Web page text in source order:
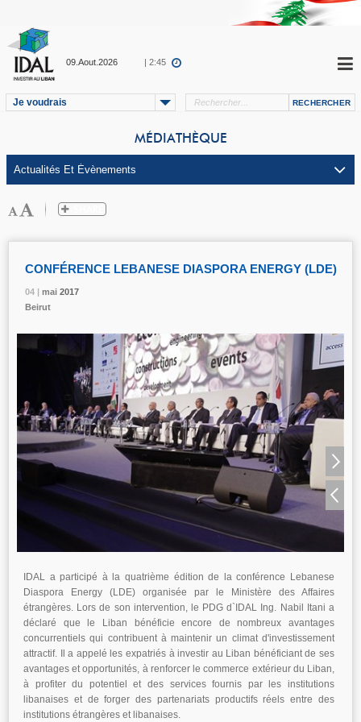
09.Aout.2026 | 2:45
Je voudrais
MÉDIATHÈQUE
04 | mai 2017
CONFÉRENCE LEBANESE DIASPORA ENERGY (LDE)
04 | mai 2017
Beirut
04 | mai 2017
04 | mai 2017
IDAL a participé à la quatrième édition de la conférence Lebanese
Diaspora Energy (LDE) organisée par le Ministère des Affaires
étrangères. Lors de son intervention, le PDG d`IDAL Ing. Nabil Itani a
déclaré que le Liban bénéficie encore de nombreux avantages
concurrentiels qui contribuent à maintenir un climat d'investissement
attractif. Il a appelé les expatriés à investir au Liban bénéficiant de ses
avantages et opportunités, à renforcer le commerce extérieur du Liban,
à profiter du potentiel et des services fournis par les institutions
libanaises et de forger des partenariats productifs réels entre des
institutions étrangères et libanaises.